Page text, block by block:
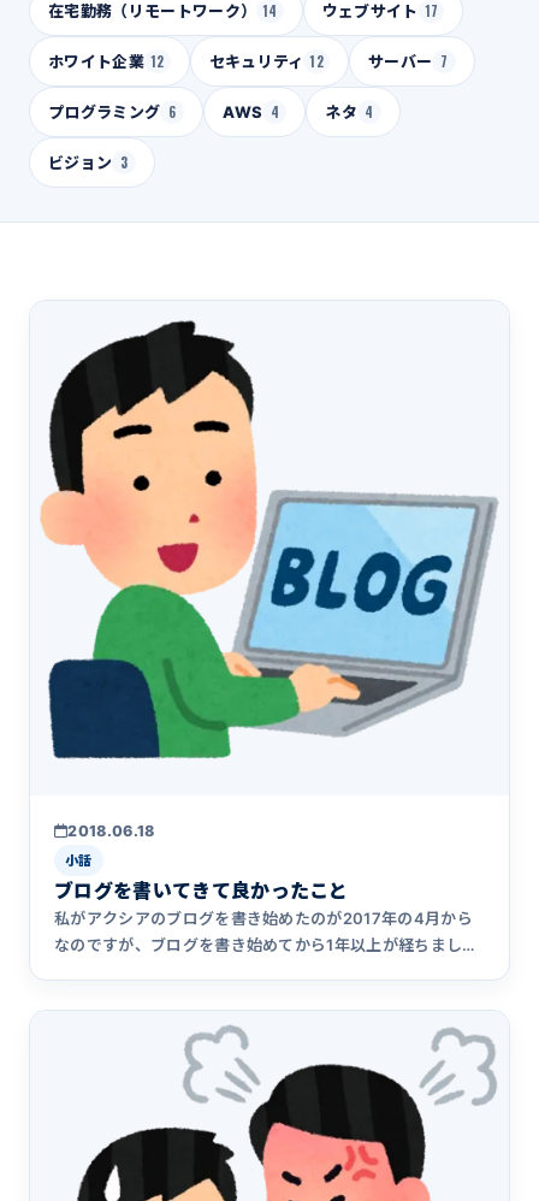
在宅勤務（リモートワーク） 14 ウェブサイト 17
ホワイト企業 12 セキュリティ 12 サーバー 7
プログラミング 6 AWS 4 ネタ 4
ビジョン 3
2018.06.18
小話
ブログを書いてきて良かったこと
私がアクシアのブログを書き始めたのが2017年の4月から
なのですが、ブログを書き始めてから1年以上が経ちまし